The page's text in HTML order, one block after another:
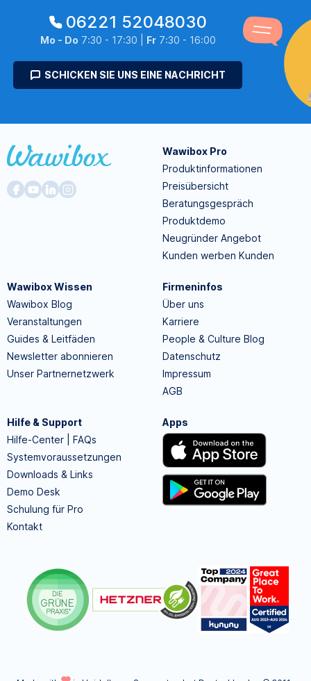
06221 52048030
Mo - Do 7:30 - 17:30 | Fr7:30 - 16:00
SCHICKEN SIE UNS EINE NACHRICHT
Wawibox Pro
Produktinformationen
Preisübersicht
Beratungsgespräch
Produktdemo
Neugründer Angebot
Kunden werben Kunden
Wawibox Wissen
Wawibox Blog
Veranstaltungen
Guides & Leitfäden
Newsletter abonnieren
Unser Partnernetzwerk
Firmeninfos
Über uns
Karriere
People & Culture Blog
Datenschutz
Impressum
AGB
Hilfe & Support
Hilfe-Center | FAQs
Systemvoraussetzungen
Downloads & Links
Demo Desk
Schulung für Pro
Kontakt
Apps